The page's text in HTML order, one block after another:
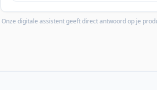
Onze digitale assistent geeft direct antwoord op je